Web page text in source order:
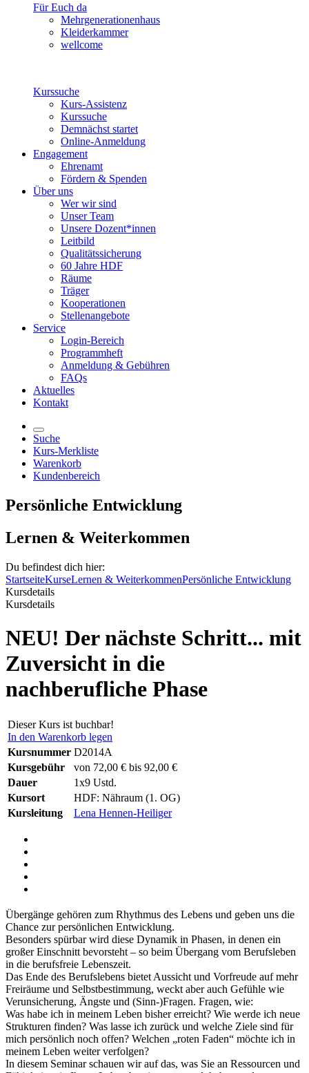
Für Euch da
Mehrgenerationenhaus
Kleiderkammer
wellcome
Kurssuche
Kurs-Assistenz
Kurssuche
Demnächst startet
Online-Anmeldung
Engagement
Ehrenamt
Fördern & Spenden
Über uns
Wer wir sind
Unser Team
Unsere Dozent*innen
Leitbild
Qualitätssicherung
60 Jahre HDF
Räume
Träger
Kooperationen
Stellenangebote
Service
Login-Bereich
Programmheft
Anmeldung & Gebühren
FAQs
Aktuelles
Kontakt
Suche
Kurs-Merkliste
Warenkorb
Kundenbereich
Persönliche Entwicklung
Lernen & Weiterkommen
Du befindest dich hier:
StartseiteKurseLernen & WeiterkommenPersönliche Entwicklung
Kursdetails
Kursdetails
NEU! Der nächste Schritt... mit
Zuversicht in die
nachberufliche Phase
Dieser Kurs ist buchbar!
In den Warenkorb legen
Kursnummer D2014A
Kursgebühr
von 72,00 € bis 92,00 €
Dauer
1x9 Ustd.
Kursort
HDF: Nähraum (1. OG)
Kursleitung
Lena Hennen-Heiliger
Übergänge gehören zum Rhythmus des Lebens und geben uns die
Chance zur persönlichen Entwicklung.
Besonders spürbar wird diese Dynamik in Phasen, in denen ein
großer Einschnitt bevorsteht – so beim Übergang vom Berufsleben
in die berufsfreie Lebenszeit.
Das Ende des Berufslebens bietet Aussicht und Vorfreude auf mehr
Freiräume und Selbstbestimmung, weckt aber auch Gefühle wie
Verunsicherung, Ängste und (Sinn-)Fragen. Fragen, wie:
Was habe ich in meinem Leben bisher erreicht? Wie werde ich neue
Strukturen finden? Was lasse ich zurück und welche Ziele sind für
mich persönlich noch offen? Welchen „roten Faden“ möchte ich in
meinem Leben weiter verfolgen?
In diesem Seminar schauen wir auf das, was Sie an Ressourcen und